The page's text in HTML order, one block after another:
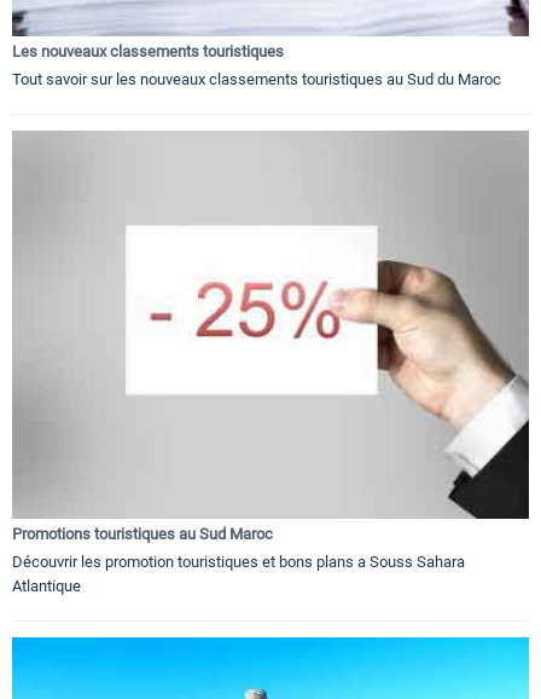
Les nouveaux classements touristiques
Tout savoir sur les nouveaux classements touristiques au Sud du Maroc
Promotions touristiques au Sud Maroc
Découvrir les promotion touristiques et bons plans a Souss Sahara
Atlantique